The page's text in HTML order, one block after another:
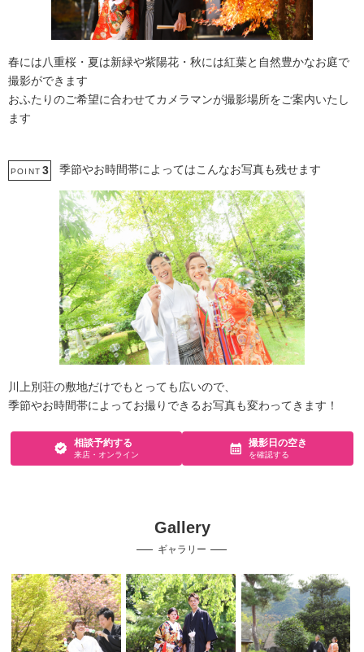
春には八重桜・夏は新緑や紫陽花・秋には紅葉と自然豊かなお庭で
撮影ができます
おふたりのご希望に合わせてカメラマンが撮影場所をご案内いたし
ます
POINT 3 季節やお時間帯によってはこんなお写真も残せます
川上別荘の敷地だけでもとっても広いので、
季節やお時間帯によってお撮りできるお写真も変わってきます！
相談予約する
来店・オンライン
撮影日の空き
を確認する
Gallery
ギャラリー